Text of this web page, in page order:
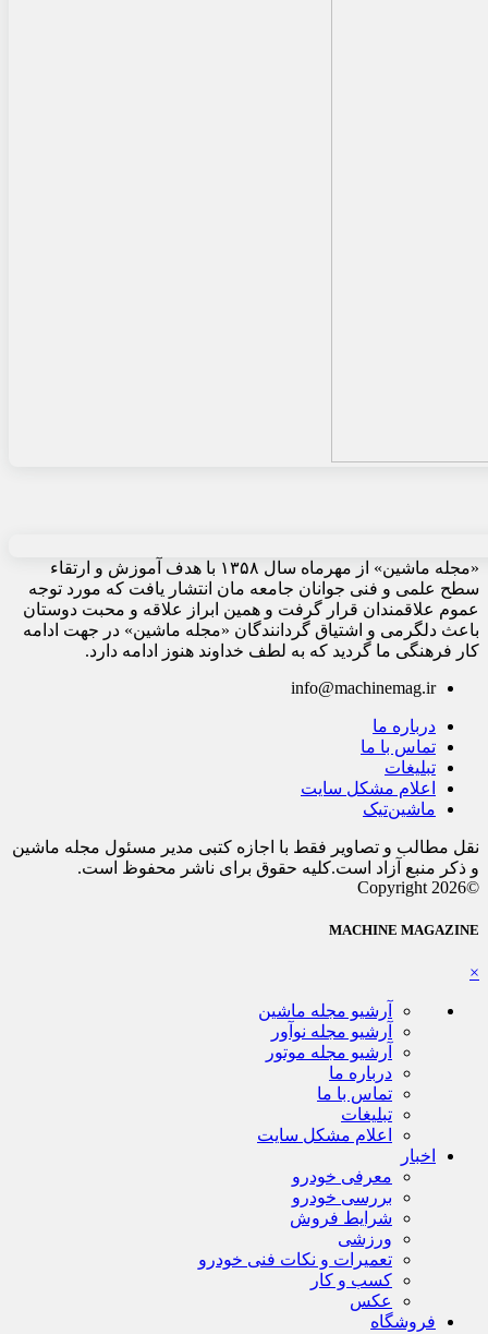
«مجله ماشین» از مهرماه سال ۱۳۵۸ با هدف آموزش و ارتقاء
سطح علمی و فنی جوانان جامعه مان انتشار یافت که مورد توجه
عموم علاقمندان قرار گرفت و همین ابراز علاقه و محبت دوستان
باعث دلگرمی و اشتیاق گردانندگان «مجله ماشین» در جهت ادامه
کار فرهنگی ما گردید که به لطف خداوند هنوز ادامه دارد.
info@machinemag.ir
درباره ما
تماس با ما
تبلیغات
اعلام مشکل سایت
ماشین‌تیک
نقل مطالب و تصاویر فقط با اجازه کتبی مدیر مسئول مجله ماشین
و ذکر منبع آزاد است.کلیه حقوق برای ناشر محفوظ است.
©Copyright 2026
MACHINE MAGAZINE
×
آرشیو مجله ماشین
آرشیو مجله نوآور
آرشیو مجله موتور
درباره ما
تماس با ما
تبلیغات
اعلام مشکل سایت
اخبار
معرفی خودرو
بررسی خودرو
شرایط فروش
ورزشی
تعمیرات و نکات فنی خودرو
کسب و کار
عکس
فروشگاه